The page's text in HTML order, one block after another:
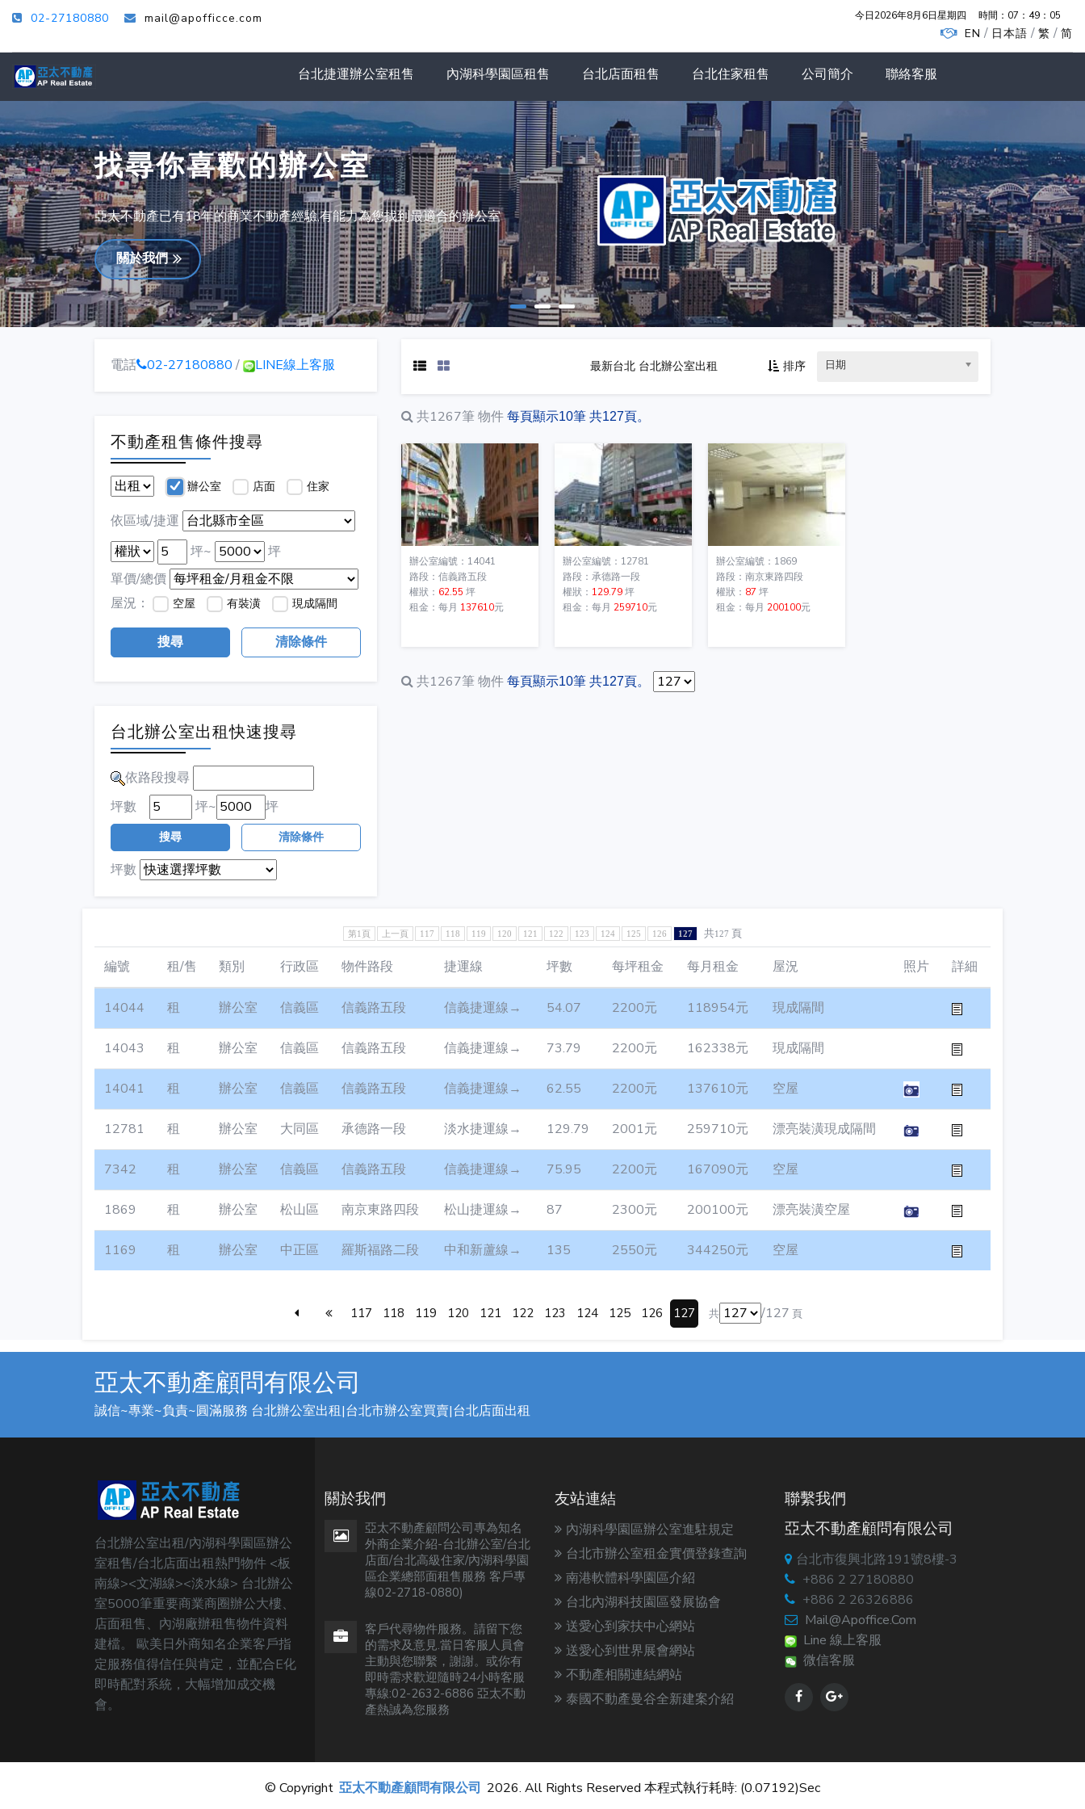
02-27180880 mail@apofficce.com 今日2026年8月6日星期四 時間： 07：49：06
EN / 日本語 / 繁 / 简
台北捷運辦公室租售 內湖科學園區租售 台北店面租售 台北住家租售 公司簡介 聯絡客服
找尋你喜歡的辦公室
亞太不動產已有18年的商業不動產經驗,有能力為您找到最適合的辦公室
關於我們
電話 02-27180880 / LINE線上客服
不動產租售條件搜尋
辦公室 店面 住家
依區域/捷運
坪~
坪
單價/總價
屋況：
空屋 有裝潢 現成隔間
搜尋 清除條件
台北辦公室出租快速搜尋
依路段搜尋
坪數
坪~ 坪
搜尋 清除條件
坪數
最新台北 台北辦公室出租 排序 日期
共1267筆 物件 每頁顯示10筆 共127頁。
辦公室編號：14041
路段：信義路五段
權狀： 62.55 坪
租金：每月 137610元
辦公室編號：12781
路段：承德路一段
權狀： 129.79坪
租金：每月 259710元
辦公室編號：1869
路段：南京東路四段
權狀： 87 坪
租金：每月 200100元
共1267筆 物件 每頁顯示10筆 共127頁。
第1頁 上一頁 117 118 119 120 121 122 123 124 125 126 127 共127 頁
編號 租/售 類別 行政區 物件路段 捷運線 坪數 每坪租金 每月租金 屋況 照片 詳細
14044 租 辦公室 信義區 信義路五段 信義捷運線→ 54.07 2200元 118954元 現成隔間
14043 租 辦公室 信義區 信義路五段 信義捷運線→ 73.79 2200元 162338元 現成隔間
14041 租 辦公室 信義區 信義路五段 信義捷運線→ 62.55 2200元 137610元 空屋
12781 租 辦公室 大同區 承德路一段 淡水捷運線→ 129.79 2001元 259710元 漂亮裝潢現成隔間
7342 租 辦公室 信義區 信義路五段 信義捷運線→ 75.95 2200元 167090元 空屋
1869 租 辦公室 松山區 南京東路四段 松山捷運線→ 87 2300元 200100元 漂亮裝潢空屋
1169 租 辦公室 中正區 羅斯福路二段 中和新蘆線→ 135 2550元 344250元 空屋
117 118 119 120 121 122 123 124 125 126 127 共 /127 頁
亞太不動產顧問有限公司
誠信~專業~負責~圓滿服務 台北辦公室出租|台北市辦公室買賣|台北店面出租
台北辦公室出租/內湖科學園區辦公
室租售/台北店面出租熱門物件 <板
南線><文湖線><淡水線> 台北辦公
室5000筆重要商業商圈辦公大樓、
店面租售、內湖廠辦租售物件資料
建檔。 歐美日外商知名企業客戶指
定服務值得信任與肯定，並配合E化
即時配對系統，大幅增加成交機
會。
關於我們
亞太不動產顧問公司專為知名
外商企業介紹-台北辦公室/台北
店面/台北高級住家/內湖科學園
區企業總部面租售服務 客戶專
線02-2718-0880)
客戶代尋物件服務。請留下您
的需求及意見.當日客服人員會
主動與您聯繫，謝謝。或你有
即時需求歡迎隨時24小時客服
專線:02-2632-6886 亞太不動
產熱誠為您服務
友站連結
內湖科學園區辦公室進駐規定
台北市辦公室租金實價登錄查詢
南港軟體科學園區介紹
台北內湖科技園區發展協會
送愛心到家扶中心網站
送愛心到世界展會網站
不動產相關連結網站
泰國不動產曼谷全新建案介紹
聯繫我們
亞太不動產顧問有限公司
台北市復興北路191號8樓-3
+886 2 27180880
+886 2 26326886
Mail@apoffice.com
Line 線上客服
微信客服
© Copyright 亞太不動產顧問有限公司 2026. All Rights Reserved 本程式執行耗時: (0.07192)sec